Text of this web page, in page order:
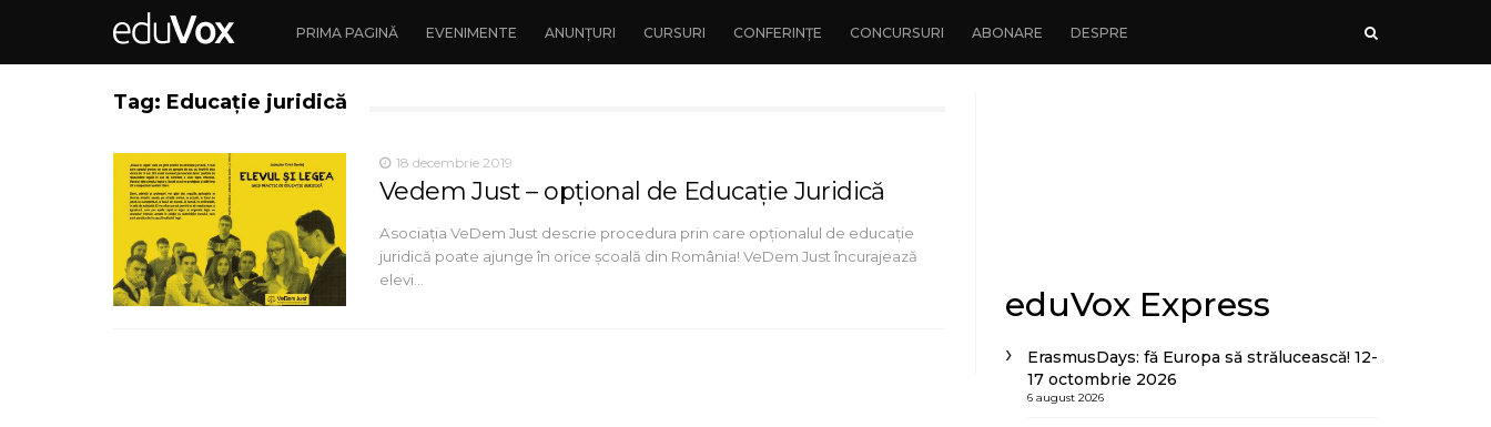
PRIMA PAGINĂ EVENIMENTE ANUNȚURI CURSURI CONFERINȚE CONCURSURI ABONARE DESPRE
Tag: Educație juridică
18 decembrie 2019
Vedem Just – opțional de Educație Juridică
Asociația VeDem Just descrie procedura prin care opționalul de educație
juridică poate ajunge în orice școală din România! VeDem Just încurajează
elevi…
eduVox Express
ErasmusDays: fă Europa să strălucească! 12-
17 octombrie 2026
6 august 2026